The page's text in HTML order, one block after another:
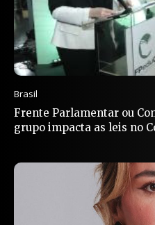
Brasil
Frente Parlamentar ou
grupo impacta as leis no